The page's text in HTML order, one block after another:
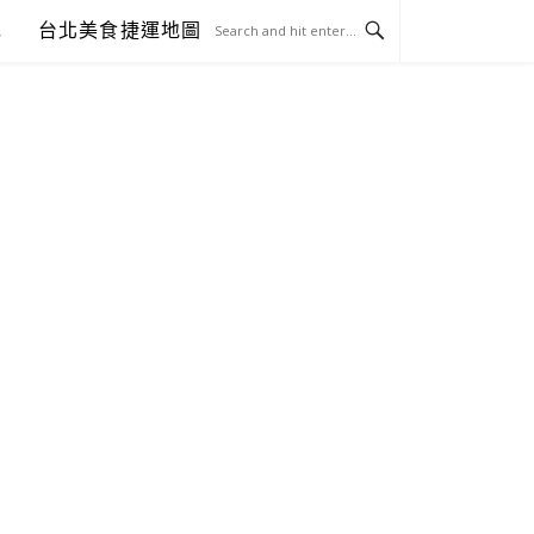
台北美食捷運地圖